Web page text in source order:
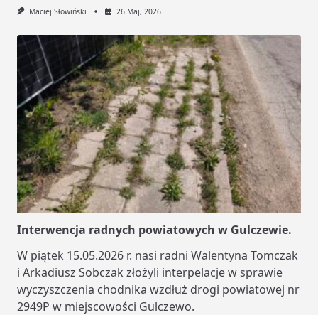
Maciej Słowiński 26 Maj, 2026
Interwencja radnych powiatowych w Gulczewie.
W piątek 15.05.2026 r. nasi radni Walentyna Tomczak
i Arkadiusz Sobczak złożyli interpelacje w sprawie
wyczyszczenia chodnika wzdłuż drogi powiatowej nr
2949P w miejscowości Gulczewo.